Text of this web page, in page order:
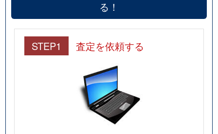
る！
STEP1 査定を依頼する